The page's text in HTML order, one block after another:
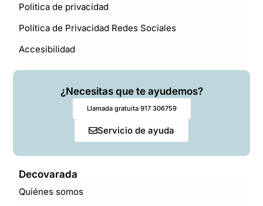
Politica de privacidad
Política de Privacidad Redes Sociales
Accesibilidad
¿Necesitas que te ayudemos?
Llamada gratuita 917 306759
Servicio de ayuda
Decovarada
Quiénes somos